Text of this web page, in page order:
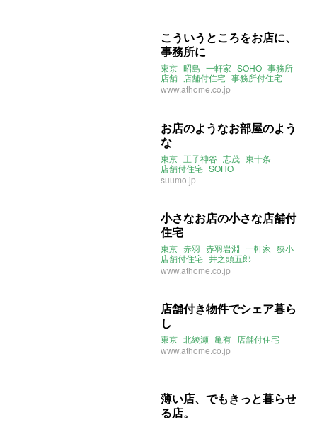
こういうところをお店に、
事務所に
東京 昭島 一軒家 SOHO 事務所
店舗 店舗付住宅 事務所付住宅
www.athome.co.jp
お店のようなお部屋のよう
な
東京 王子神谷 志茂 東十条
店舗付住宅 SOHO
suumo.jp
小さなお店の小さな店舗付
住宅
東京 赤羽 赤羽岩淵 一軒家 狭小
店舗付住宅 井之頭五郎
孤独のグルメ
www.athome.co.jp
店舗付き物件でシェア暮ら
し
東京 北綾瀬 亀有 店舗付住宅
www.athome.co.jp
薄い店、でもきっと暮らせ
る店。